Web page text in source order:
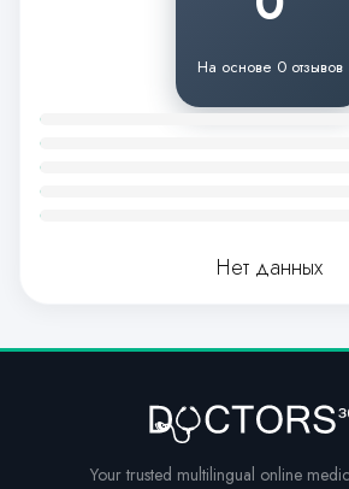
На основе 0 отзывов
Нет данных
Your trusted multilingual online